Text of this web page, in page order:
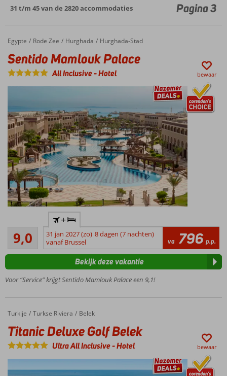
31 t/m 45 van de 2820 accommodaties Pagina 3
Home
Egypte Rode Zee Hurghada Hurghada-Stad
Sentido Mamlouk Palace
Sentido Mamlouk Palace
All Inclusive-Hotel bewaar
sterrenhotel
direct aan
het
privéstrand
aanbod
aan
restaurants
Kom
helemaal
tot rust
in de Spa
Waanzinnig
groot
9,0
Uitstekend
479
beoordelingen
+
31 jan 2027 (zo) 8 dagen (7 nachten)
vanaf Brussel
va 796 p.p.
Voor “Service” krijgt Sentido Mamlouk Palace een 9,1!
Bekijk deze vakantie
Home
Turkije Turkse Riviera Belek
Titanic Deluxe Golf Belek
Titanic Deluxe Golf Belek
Ultra All Inclusive-Hotel bewaar